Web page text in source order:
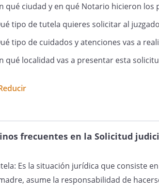
, como se
nacimiento realizados por el Registro
2.
mediante el certificado de defunción
Desde entonces, el/la menor ha
domicilio familiar, según se acredita
qué ciudad y en qué Notario hicieron
tipo de tutela quieres solicitar al
tipo de cuidados y atenciones vas a
qué localidad vas a presentar esta
frecuentes en la Solicitud
Es la situación jurídica que consiste
asume la responsabilidad de